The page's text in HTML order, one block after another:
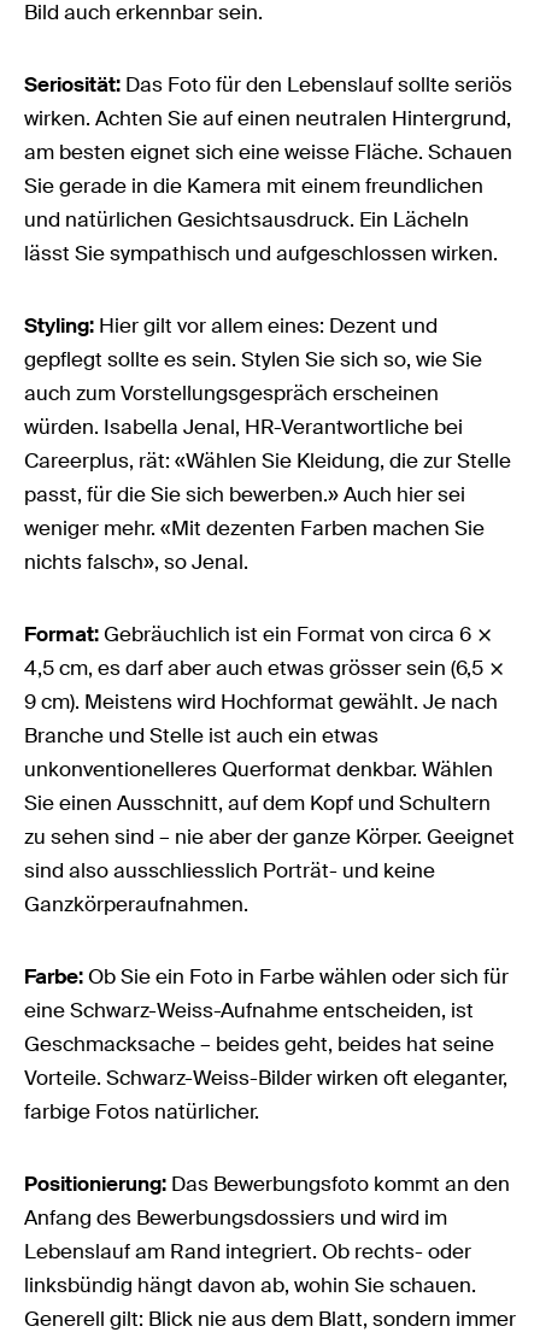
Bild auch erkennbar sein.
Seriosität: Das Foto für den Lebenslauf sollte seriös
wirken. Achten Sie auf einen neutralen Hintergrund,
am besten eignet sich eine weisse Fläche. Schauen
Sie gerade in die Kamera mit einem freundlichen
und natürlichen Gesichtsausdruck. Ein Lächeln
lässt Sie sympathisch und aufgeschlossen wirken.
Styling: Hier gilt vor allem eines: Dezent und
gepflegt sollte es sein. Stylen Sie sich so, wie Sie
auch zum Vorstellungsgespräch erscheinen
würden. Isabella Jenal, HR-Verantwortliche bei
Careerplus, rät: «Wählen Sie Kleidung, die zur Stelle
passt, für die Sie sich bewerben.» Auch hier sei
weniger mehr. «Mit dezenten Farben machen Sie
nichts falsch», so Jenal.
Format:Gebräuchlich ist ein Format von circa 6 ⨯
4,5 cm, es darf aber auch etwas grösser sein (6,5 ⨯
9 cm). Meistens wird Hochformat gewählt. Je nach
Branche und Stelle ist auch ein etwas
unkonventionelleres Querformat denkbar. Wählen
Sie einen Ausschnitt, auf dem Kopf und Schultern
zu sehen sind – nie aber der ganze Körper. Geeignet
sind also ausschliesslich Porträt- und keine
Ganzkörperaufnahmen.
Farbe:Ob Sie ein Foto in Farbe wählen oder sich für
eine Schwarz-Weiss-Aufnahme entscheiden, ist
Geschmacksache – beides geht, beides hat seine
Vorteile. Schwarz-Weiss-Bilder wirken oft eleganter,
farbige Fotos natürlicher.
Positionierung: Das Bewerbungsfoto kommt an den
Anfang des Bewerbungsdossiers und wird im
Lebenslauf am Rand integriert. Ob rechts- oder
linksbündig hängt davon ab, wohin Sie schauen.
Generell gilt: Blick nie aus dem Blatt, sondern immer